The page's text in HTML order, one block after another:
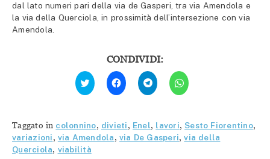
dal lato numeri pari della via de Gasperi, tra via Amendola e
la via della Querciola, in prossimità dell’intersezione con via
Amendola.
CONDIVIDI:
Fai
clic
qui
Twitter
(Si
apre
in
una
Fai
clic
per
condividere
(Si
apre
in
una
Fai
clic
per
condividere
(Si
apre
in
una
Fai
clic
per
(Si
apre
in
una
Taggato in colonnino, divieti, Enel, lavori,Sesto Fiorentino,
variazioni, via Amendola, via De Gasperi,via della
Querciola, viabilità